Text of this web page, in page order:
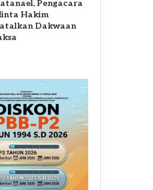
Pengacara
Hakim
Dakwaan